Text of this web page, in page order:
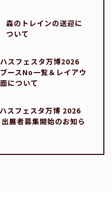
森のトレインの送迎に
ついて
ハスフェスタ万博2026
ースNo一覧＆レイアウ
について
スフェスタ万博 2026
展者募集開始のお知ら